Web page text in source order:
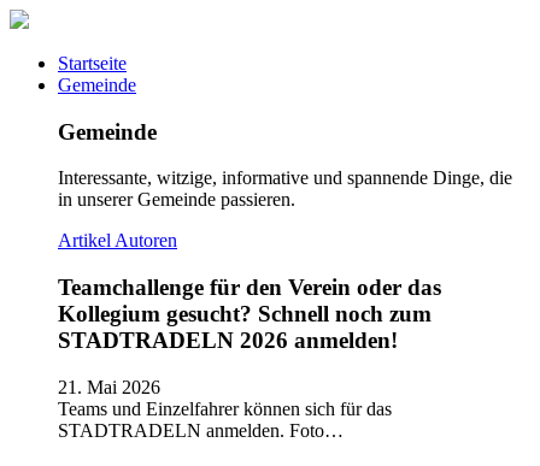
Startseite
Gemeinde
Gemeinde
Interessante, witzige, informative und spannende Dinge, die
in unserer Gemeinde passieren.
ArtikelAutoren
Teamchallenge für den Verein oder das
Kollegium gesucht? Schnell noch zum
STADTRADELN 2026 anmelden!
21. Mai 2026
Teams und Einzelfahrer können sich für das
STADTRADELN anmelden. Foto…